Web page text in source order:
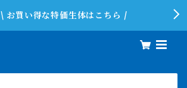
\ お買い得な特価生体はこちら /